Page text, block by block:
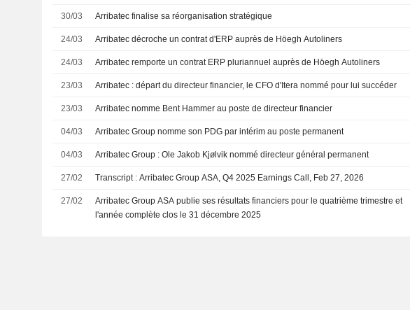
30/03 Arribatec finalise sa réorganisation stratégique
24/03 Arribatec décroche un contrat d'ERP auprès de Höegh Autoliners
24/03 Arribatec remporte un contrat ERP pluriannuel auprès de Höegh Autoliners
23/03 Arribatec : départ du directeur financier, le CFO d'Itera nommé pour lui succéder
23/03 Arribatec nomme Bent Hammer au poste de directeur financier
04/03 Arribatec Group nomme son PDG par intérim au poste permanent
04/03 Arribatec Group : Ole Jakob Kjølvik nommé directeur général permanent
27/02 Transcript : Arribatec Group ASA, Q4 2025 Earnings Call, Feb 27, 2026
27/02
Arribatec Group ASA publie ses résultats financiers pour le quatrième trimestre et
l'année complète clos le 31 décembre 2025